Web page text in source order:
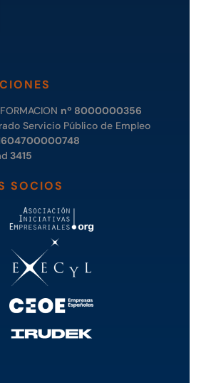
nº 8000000356
Servicio Público de Empleo
3415
SOCIOS